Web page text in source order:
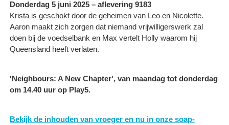
Donderdag 5 juni 2025 – aflevering 9183
Krista is geschokt door de geheimen van Leo en Nicolette.
Aaron maakt zich zorgen dat niemand vrijwilligerswerk zal
doen bij de voedselbank en Max vertelt Holly waarom hij
Queensland heeft verlaten.
'Neighbours: A New Chapter', van maandag tot donderdag
om 14.40 uur op Play5.
Bekijk de inhouden van vroeger en nu in onze soap-